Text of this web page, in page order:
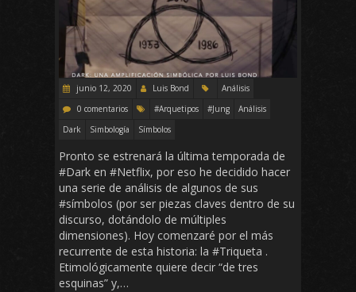
junio 12, 2020 Luis Bond
Análisis
0 comentarios
#Arquetipos #Jung
Análisis
Dark
Simbología Símbolos
Pronto se estrenará la última temporada de
#Dark en #Netflix, por eso he decidido hacer
una serie de análisis de algunos de sus
#símbolos (por ser piezas claves dentro de su
discurso, dotándolo de múltiples
dimensiones). Hoy comenzaré por el más
recurrente de esta historia: la #Triqueta .
Etimológicamente quiere decir “de tres
esquinas” y,…